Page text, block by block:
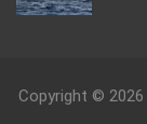
Copyright © 2026